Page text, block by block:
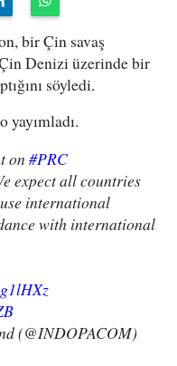
bir Çin savaş
Denizi üzerinde bir
söyledi.
on #PRC
expect all countries
international
with international
(@INDOPACOM)